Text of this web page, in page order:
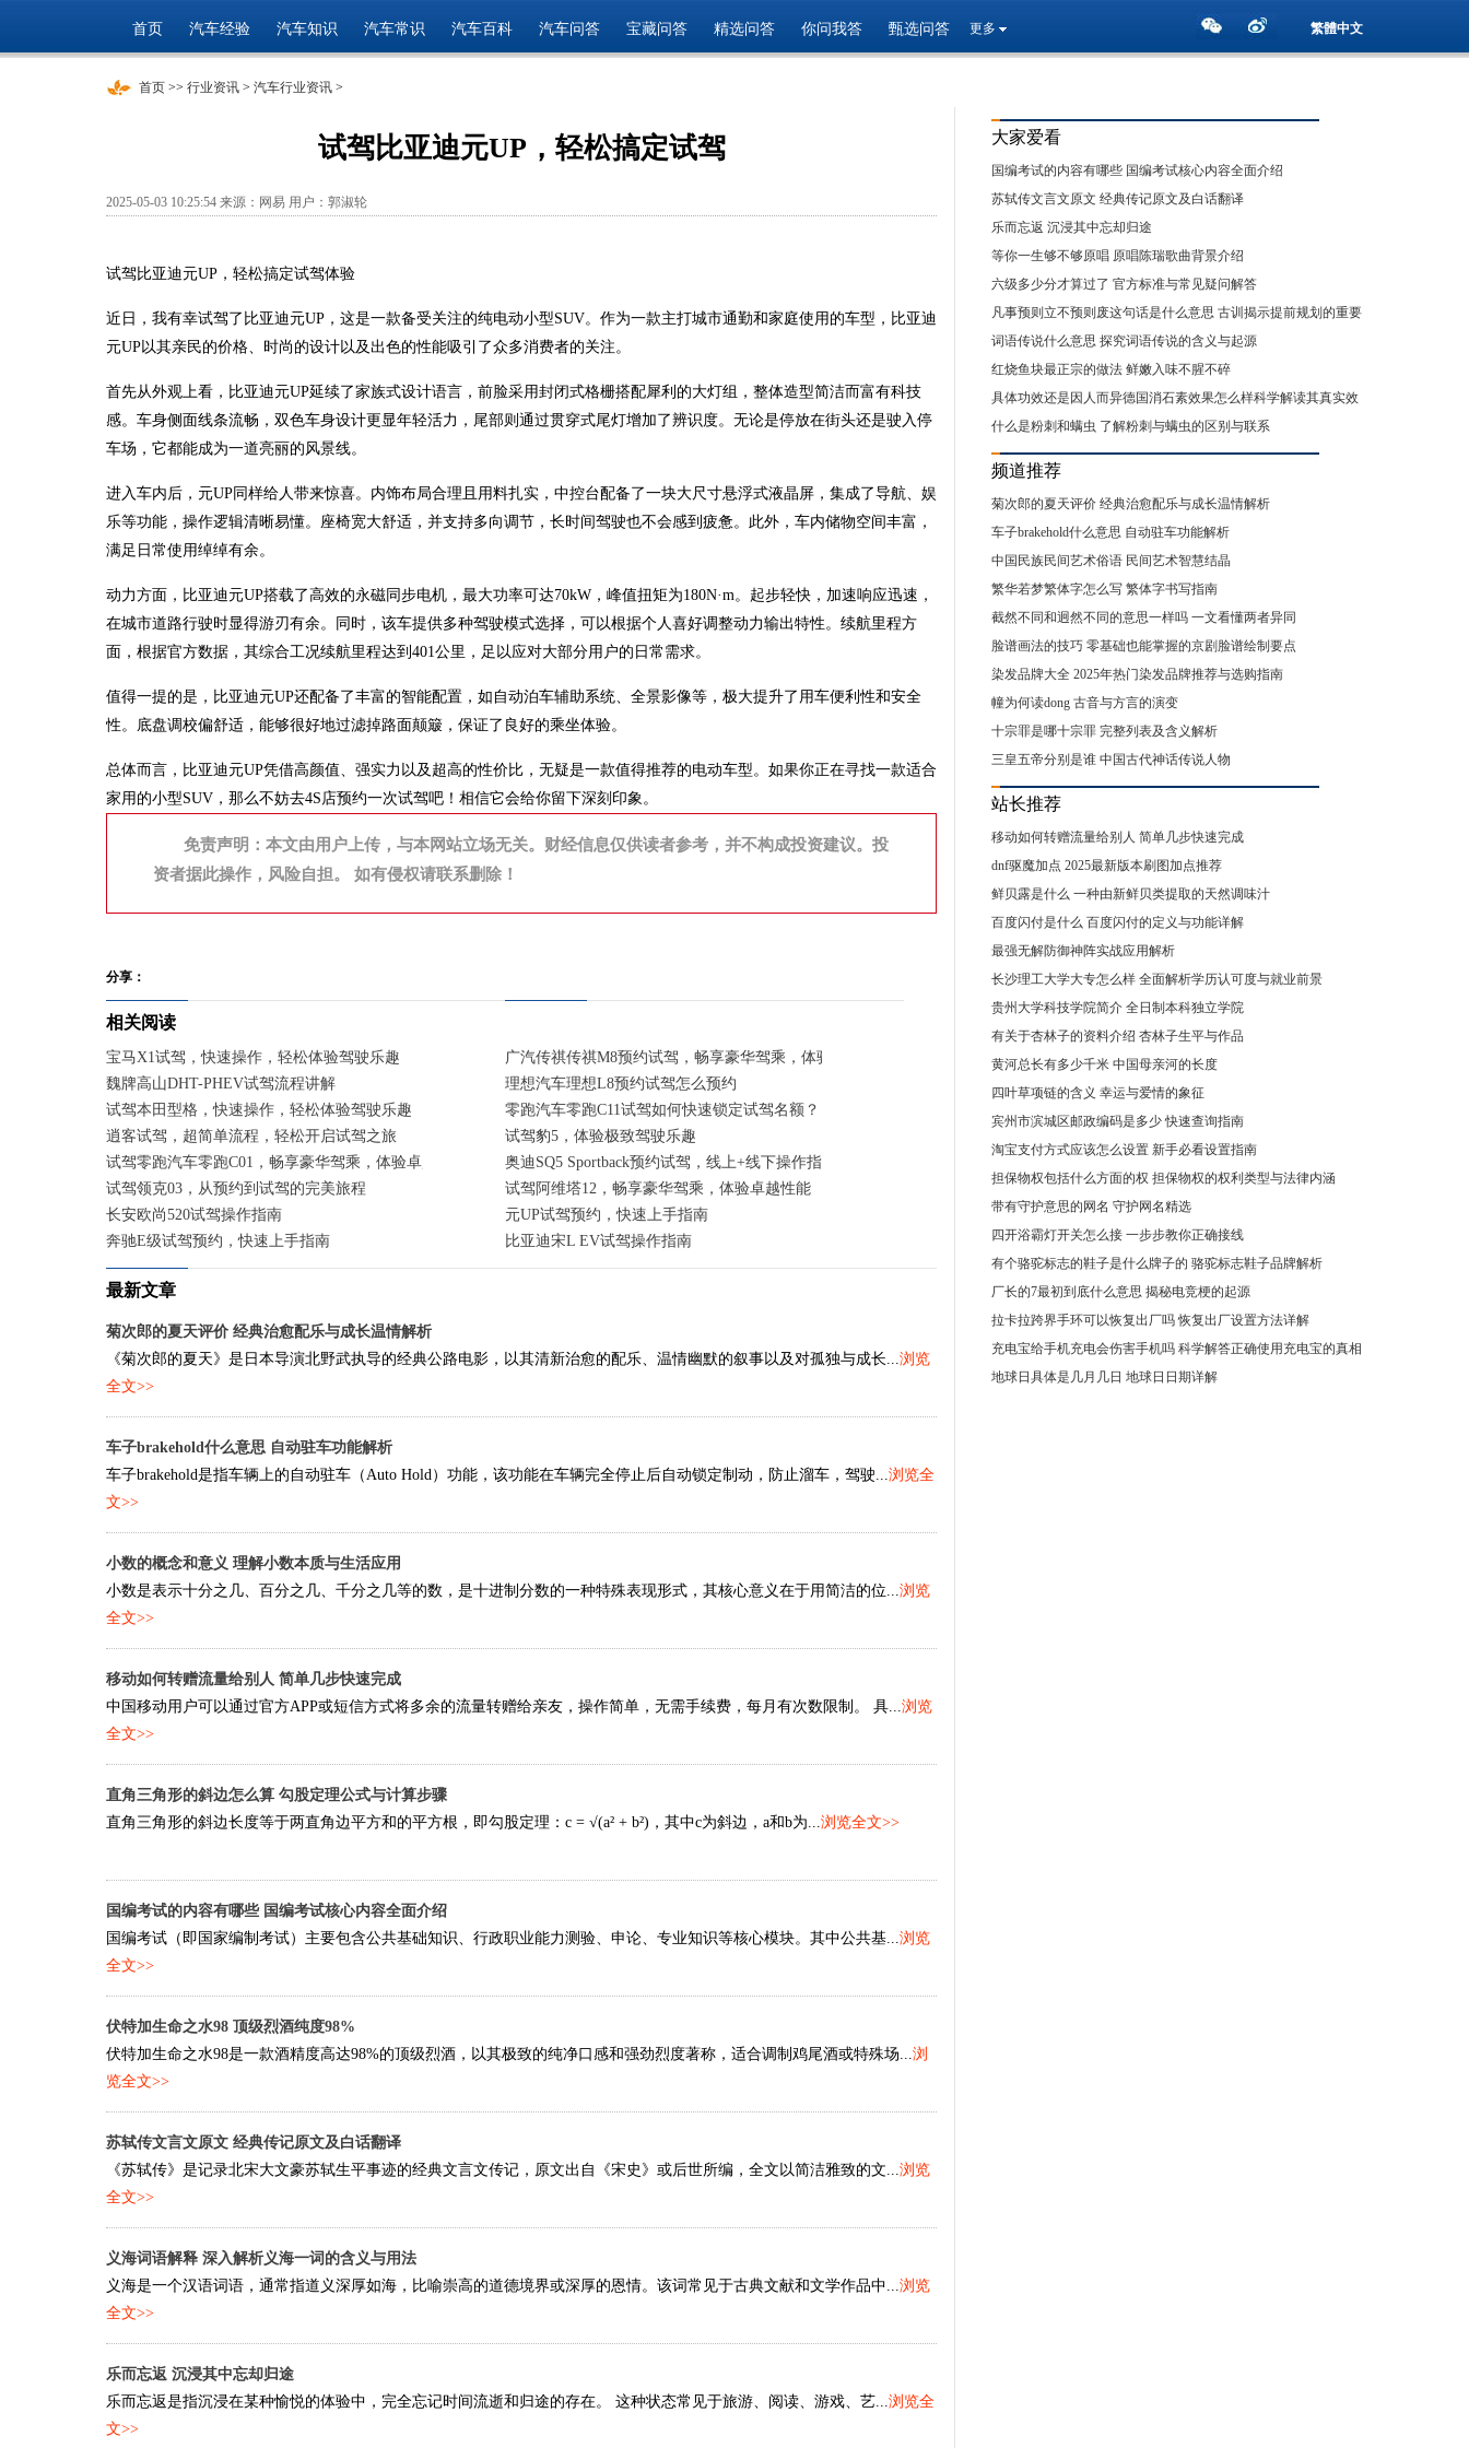
首页 汽车经验 汽车知识 汽车常识 汽车百科 汽车问答 宝藏问答 精选问答 你问我答 甄选问答 更多 繁體中文
首页 >> 行业资讯 > 汽车行业资讯 >
试驾比亚迪元UP，轻松搞定试驾
2025-05-03 10:25:54 来源：网易 用户：郭淑轮
试驾比亚迪元UP，轻松搞定试驾体验
近日，我有幸试驾了比亚迪元UP，这是一款备受关注的纯电动小型SUV。作为一款主打城市通勤和家庭使用的车型，比亚迪
元UP以其亲民的价格、时尚的设计以及出色的性能吸引了众多消费者的关注。
首先从外观上看，比亚迪元UP延续了家族式设计语言，前脸采用封闭式格栅搭配犀利的大灯组，整体造型简洁而富有科技
感。车身侧面线条流畅，双色车身设计更显年轻活力，尾部则通过贯穿式尾灯增加了辨识度。无论是停放在街头还是驶入停
车场，它都能成为一道亮丽的风景线。
进入车内后，元UP同样给人带来惊喜。内饰布局合理且用料扎实，中控台配备了一块大尺寸悬浮式液晶屏，集成了导航、娱
乐等功能，操作逻辑清晰易懂。座椅宽大舒适，并支持多向调节，长时间驾驶也不会感到疲惫。此外，车内储物空间丰富，
满足日常使用绰绰有余。
动力方面，比亚迪元UP搭载了高效的永磁同步电机，最大功率可达70kW，峰值扭矩为180N·m。起步轻快，加速响应迅速，
在城市道路行驶时显得游刃有余。同时，该车提供多种驾驶模式选择，可以根据个人喜好调整动力输出特性。续航里程方
面，根据官方数据，其综合工况续航里程达到401公里，足以应对大部分用户的日常需求。
值得一提的是，比亚迪元UP还配备了丰富的智能配置，如自动泊车辅助系统、全景影像等，极大提升了用车便利性和安全
性。底盘调校偏舒适，能够很好地过滤掉路面颠簸，保证了良好的乘坐体验。
总体而言，比亚迪元UP凭借高颜值、强实力以及超高的性价比，无疑是一款值得推荐的电动车型。如果你正在寻找一款适合
家用的小型SUV，那么不妨去4S店预约一次试驾吧！相信它会给你留下深刻印象。
免责声明：本文由用户上传，与本网站立场无关。财经信息仅供读者参考，并不构成投资建议。投
资者据此操作，风险自担。 如有侵权请联系删除！
分享：
相关阅读
宝马X1试驾，快速操作，轻松体验驾驶乐趣
魏牌高山DHT-PHEV试驾流程讲解
试驾本田型格，快速操作，轻松体验驾驶乐趣
逍客试驾，超简单流程，轻松开启试驾之旅
试驾零跑汽车零跑C01，畅享豪华驾乘，体验卓越性能
试驾领克03，从预约到试驾的完美旅程
长安欧尚520试驾操作指南
奔驰E级试驾预约，快速上手指南
广汽传祺传祺M8预约试驾，畅享豪华驾乘，体验卓越性能
理想汽车理想L8预约试驾怎么预约
零跑汽车零跑C11试驾如何快速锁定试驾名额？
试驾豹5，体验极致驾驶乐趣
奥迪SQ5 Sportback预约试驾，线上+线下操作指南
试驾阿维塔12，畅享豪华驾乘，体验卓越性能
元UP试驾预约，快速上手指南
比亚迪宋L EV试驾操作指南
最新文章
菊次郎的夏天评价 经典治愈配乐与成长温情解析
《菊次郎的夏天》是日本导演北野武执导的经典公路电影，以其清新治愈的配乐、温情幽默的叙事以及对孤独与成长...浏览
全文>>
车子brakehold什么意思 自动驻车功能解析
车子brakehold是指车辆上的自动驻车（Auto Hold）功能，该功能在车辆完全停止后自动锁定制动，防止溜车，驾驶...浏览全
文>>
小数的概念和意义 理解小数本质与生活应用
小数是表示十分之几、百分之几、千分之几等的数，是十进制分数的一种特殊表现形式，其核心意义在于用简洁的位...浏览
全文>>
移动如何转赠流量给别人 简单几步快速完成
中国移动用户可以通过官方APP或短信方式将多余的流量转赠给亲友，操作简单，无需手续费，每月有次数限制。 具...浏览
全文>>
直角三角形的斜边怎么算 勾股定理公式与计算步骤
直角三角形的斜边长度等于两直角边平方和的平方根，即勾股定理：c = √(a² + b²)，其中c为斜边，a和b为...浏览全文>>
国编考试的内容有哪些 国编考试核心内容全面介绍
国编考试（即国家编制考试）主要包含公共基础知识、行政职业能力测验、申论、专业知识等核心模块。其中公共基...浏览
全文>>
伏特加生命之水98 顶级烈酒纯度98%
伏特加生命之水98是一款酒精度高达98%的顶级烈酒，以其极致的纯净口感和强劲烈度著称，适合调制鸡尾酒或特殊场...浏
览全文>>
苏轼传文言文原文 经典传记原文及白话翻译
《苏轼传》是记录北宋大文豪苏轼生平事迹的经典文言文传记，原文出自《宋史》或后世所编，全文以简洁雅致的文...浏览
全文>>
义海词语解释 深入解析义海一词的含义与用法
义海是一个汉语词语，通常指道义深厚如海，比喻崇高的道德境界或深厚的恩情。该词常见于古典文献和文学作品中...浏览
全文>>
乐而忘返 沉浸其中忘却归途
乐而忘返是指沉浸在某种愉悦的体验中，完全忘记时间流逝和归途的存在。 这种状态常见于旅游、阅读、游戏、艺...浏览全
文>>
大家爱看
国编考试的内容有哪些 国编考试核心内容全面介绍
苏轼传文言文原文 经典传记原文及白话翻译
乐而忘返 沉浸其中忘却归途
等你一生够不够原唱 原唱陈瑞歌曲背景介绍
六级多少分才算过了 官方标准与常见疑问解答
凡事预则立不预则废这句话是什么意思 古训揭示提前规划的重要
性
词语传说什么意思 探究词语传说的含义与起源
红烧鱼块最正宗的做法 鲜嫩入味不腥不碎
具体功效还是因人而异德国消石素效果怎么样科学解读其真实效
用
什么是粉刺和螨虫 了解粉刺与螨虫的区别与联系
频道推荐
菊次郎的夏天评价 经典治愈配乐与成长温情解析
车子brakehold什么意思 自动驻车功能解析
中国民族民间艺术俗语 民间艺术智慧结晶
繁华若梦繁体字怎么写 繁体字书写指南
截然不同和迥然不同的意思一样吗 一文看懂两者异同
脸谱画法的技巧 零基础也能掌握的京剧脸谱绘制要点
染发品牌大全 2025年热门染发品牌推荐与选购指南
幢为何读dong 古音与方言的演变
十宗罪是哪十宗罪 完整列表及含义解析
三皇五帝分别是谁 中国古代神话传说人物
站长推荐
移动如何转赠流量给别人 简单几步快速完成
dnf驱魔加点 2025最新版本刷图加点推荐
鲜贝露是什么 一种由新鲜贝类提取的天然调味汁
百度闪付是什么 百度闪付的定义与功能详解
最强无解防御神阵实战应用解析
长沙理工大学大专怎么样 全面解析学历认可度与就业前景
贵州大学科技学院简介 全日制本科独立学院
有关于杏林子的资料介绍 杏林子生平与作品
黄河总长有多少千米 中国母亲河的长度
四叶草项链的含义 幸运与爱情的象征
宾州市滨城区邮政编码是多少 快速查询指南
淘宝支付方式应该怎么设置 新手必看设置指南
担保物权包括什么方面的权 担保物权的权利类型与法律内涵
带有守护意思的网名 守护网名精选
四开浴霸灯开关怎么接 一步步教你正确接线
有个骆驼标志的鞋子是什么牌子的 骆驼标志鞋子品牌解析
厂长的7最初到底什么意思 揭秘电竞梗的起源
拉卡拉跨界手环可以恢复出厂吗 恢复出厂设置方法详解
充电宝给手机充电会伤害手机吗 科学解答正确使用充电宝的真相
地球日具体是几月几日 地球日日期详解